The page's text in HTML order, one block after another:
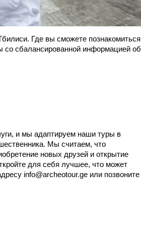
Где вы сможете познакомиться
со сбалансированной информацией об
и мы адаптируем наши туры в
Мы считаем, что
новых друзей и открытие
для себя лучшее, что может
info@archeotour.ge или позвоните